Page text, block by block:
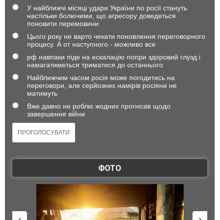
У найближчі місяці удари України по росії стануть
настільки болючими, що агресору доведеться
поновити перемовини
Цього року не варто чекати поновлення переговорного
процесу. А от наступного - можливо все
рф навпаки піде на ескалацію попри здоровий глузд і
намагатиметься триматися до останнього
Найближчим часом росія може погодитись на
переговори, але серйозних намірів росіяни не
матимуть
Вже давно не роблю жодних прогнозів щодо
завершення війни
ФОТО